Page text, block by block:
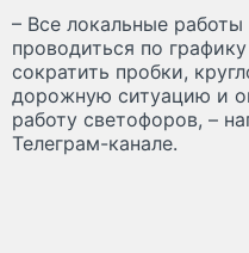
– Все локальные
проводиться по
сократить пробки,
дорожную ситуацию и
работу светофоров, –
Телеграм-канале.